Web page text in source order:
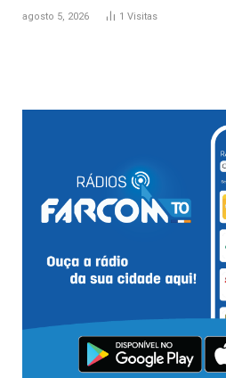
agosto 5, 2026 1 Visitas